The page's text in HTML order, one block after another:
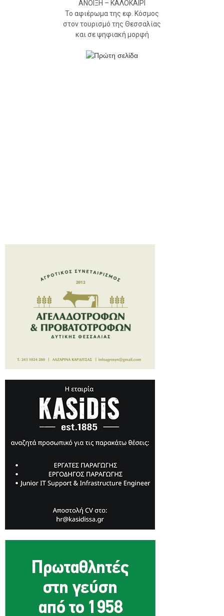
ΑΝΟΙΞΗ – ΚΑΛΟΚΑΙΡΙ
Το αφιέρωμα της εφ. Κόσμος
στον τουρισμό της Θεσσαλίας
και σε ψηφιακή μορφή